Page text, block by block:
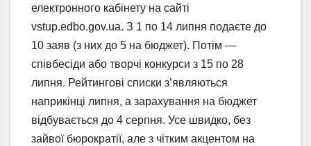
електронного кабінету на сайті
vstup.edbo.gov.ua. З 1 по 14 липня подаєте до
10 заяв (з них до 5 на бюджет). Потім —
співбесіди або творчі конкурси з 15 по 28
липня. Рейтингові списки з’являються
наприкінці липня, а зарахування на бюджет
відбувається до 4 серпня. Усе швидко, без
зайвої бюрократії, але з чітким акцентом на